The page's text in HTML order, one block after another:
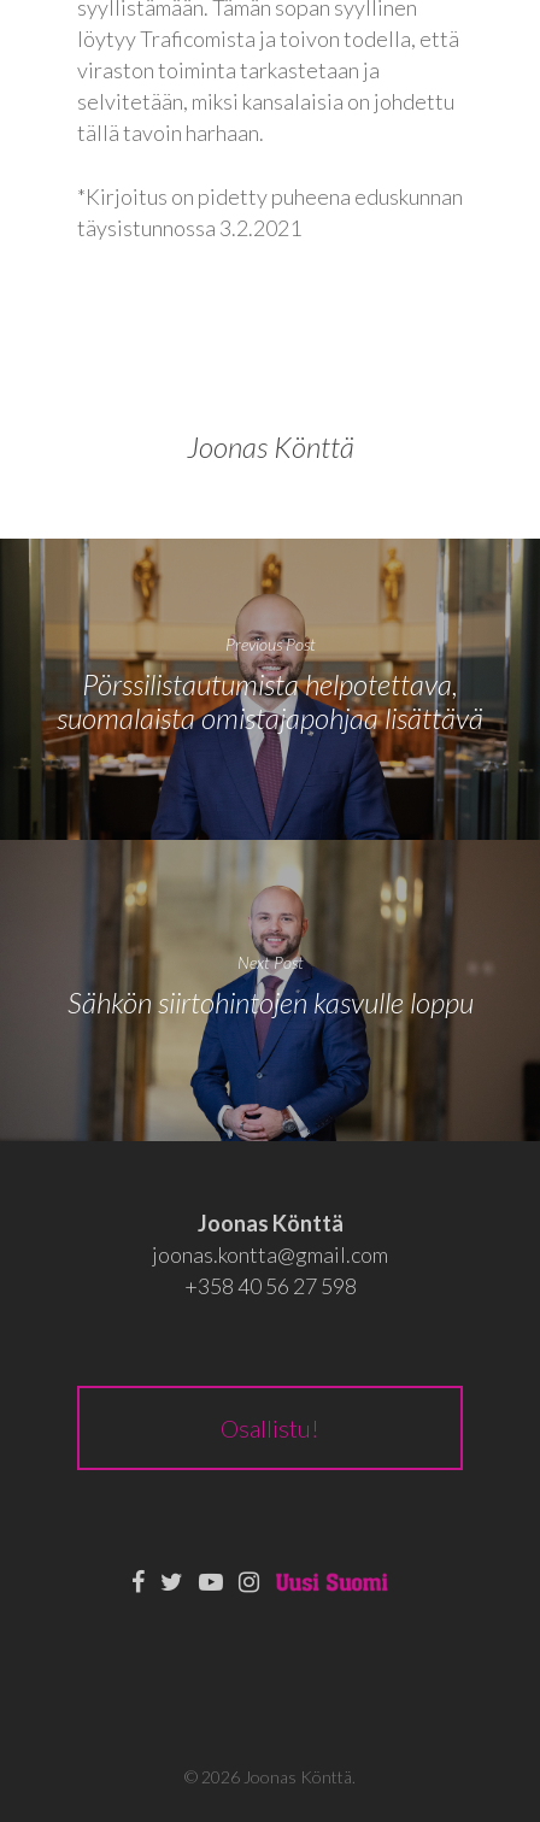
syyllistämään. Tämän sopan syyllinen
löytyy Traficomista ja toivon todella, että
viraston toiminta tarkastetaan ja
selvitetään, miksi kansalaisia on johdettu
tällä tavoin harhaan.
*Kirjoitus on pidetty puheena eduskunnan
täysistunnossa 3.2.2021
Joonas Könttä
Previous Post
Pörssilistautumista helpotettava,
suomalaista omistajapohjaa lisättävä
Next Post
Sähkön siirtohintojen kasvulle loppu
Joonas Könttä
joonas.kontta@gmail.com
+358 40 56 27 598
Osallistu!
© 2026 Joonas Könttä.